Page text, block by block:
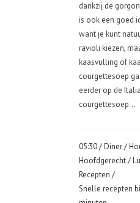
dankzij de
is ook een goed
want je kunt
ravioli kiezen,
kaasvulling of
courgettesoep
eerder op de
courgettesoep...
05:30 /Diner/
Hoofdgerecht/
Recepten /
Snelle recepten